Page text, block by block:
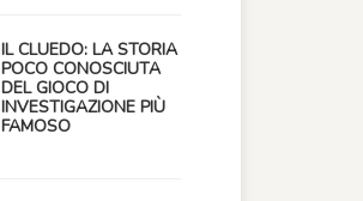
IL CLUEDO: LA STORIA
POCO CONOSCIUTA
DEL GIOCO DI
INVESTIGAZIONE PIÙ
FAMOSO